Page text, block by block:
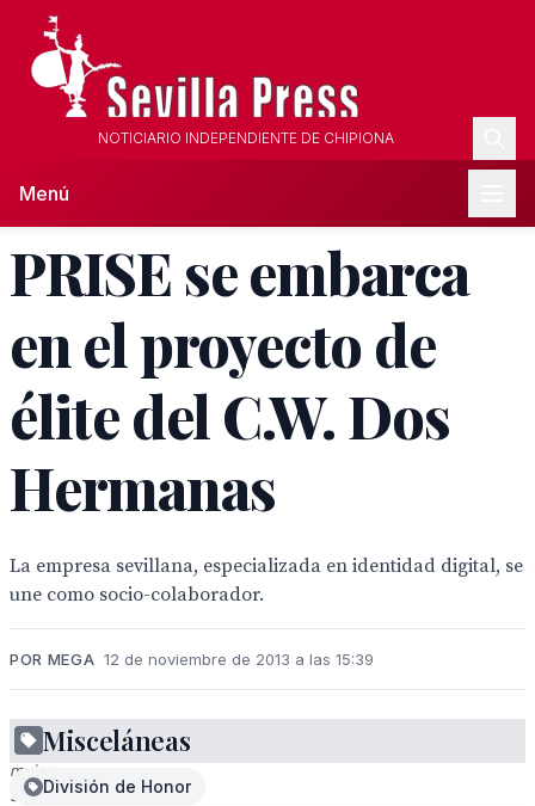
NOTICIARIO INDEPENDIENTE DE CHIPIONA
Menú
PRISE se embarca
en el proyecto de
élite del C.W. Dos
Hermanas
La empresa sevillana, especializada en identidad digital, se
une como socio-colaborador.
POR MEGA 12 de noviembre de 2013 a las 15:39
Una
mujer
sostiene
Misceláneas
División de Honor